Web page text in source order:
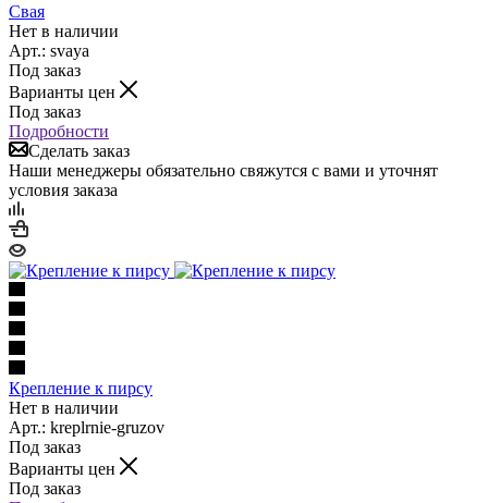
Свая
Нет в наличии
Арт.: svaya
Под заказ
Варианты цен
Под заказ
Подробности
Сделать заказ
Наши менеджеры обязательно свяжутся с вами и уточнят
условия заказа
Крепление к пирсу
Нет в наличии
Арт.: kreplrnie-gruzov
Под заказ
Варианты цен
Под заказ